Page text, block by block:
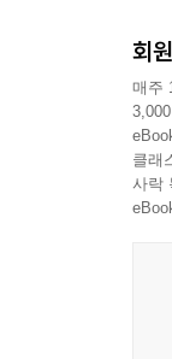
회
매주
클래
사락